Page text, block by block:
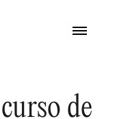
de